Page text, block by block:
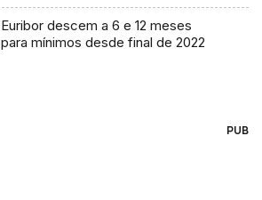
Euribor descem a 6 e 12 meses
para mínimos desde final de 2022
PUB